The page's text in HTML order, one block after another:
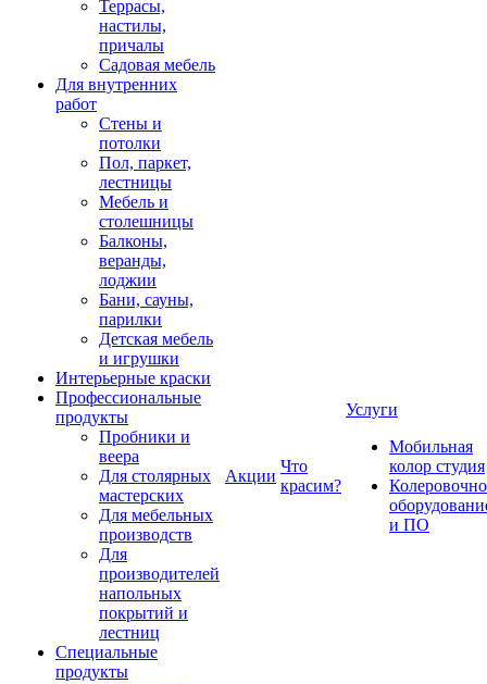
Террасы,
настилы,
причалы
Садовая мебель
Для внутренних
работ
Стены и
потолки
Пол, паркет,
лестницы
Мебель и
столешницы
Балконы,
веранды,
лоджии
Бани, сауны,
парилки
Детская мебель
и игрушки
Интерьерные краски
Профессиональные
продукты
Пробники и
веера
Для столярных
мастерских
Для мебельных
производств
Для
производителей
напольных
покрытий и
лестниц
Специальные
продукты
Акции
Что
красим?
Услуги
Мобильная
колор студия
и ПО